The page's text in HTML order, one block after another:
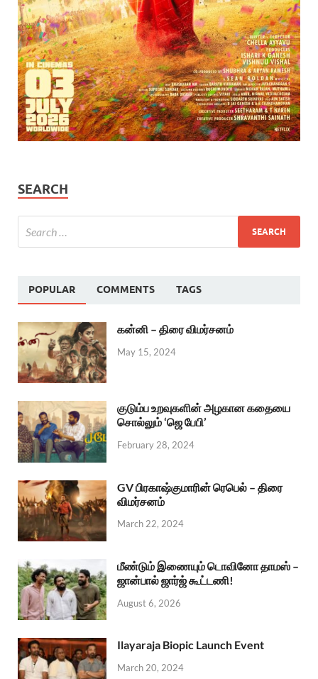
SEARCH
POPULAR COMMENTS TAGS
கன்னி – திரை விமர்சனம்
May 15, 2024
குடும்ப உறவுகளின் அழகான கதையை
சொல்லும் ‘ஜெ பேபி’
February 28, 2024
GV பிரகாஷ்குமாரின் ரெபெல் – திரை
விமர்சனம்
March 22, 2024
மீண்டும் இணையும் டொவினோ தாமஸ் –
ஜான்பால் ஜார்ஜ் கூட்டணி!
August 6, 2026
Ilayaraja Biopic Launch Event
March 20, 2024